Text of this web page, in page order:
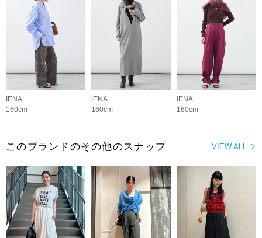
IENA
160cm
IENA
160cm
IENA
160cm
VIEW ALL
このブランドのその他のスナップ